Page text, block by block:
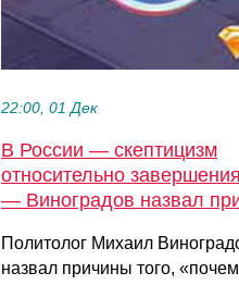
22:00, 01 Дек
В России — скептицизм
относительно
— Виноградов назвал
Политолог Михаил
назвал причины того,